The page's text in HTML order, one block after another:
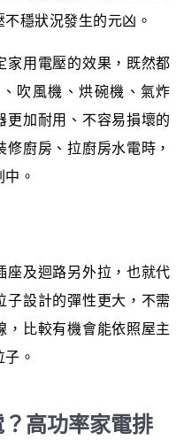
穩狀況發生的元凶。
家用電壓的效果，既然都
吹風機、烘碗機、氣炸
更加耐用、不容易損壞的
廚房、拉廚房水電時，
。
座及迴路另外拉，也就代
子設計的彈性更大，不需
，比較有機會能依照屋主
。
高功率家電排